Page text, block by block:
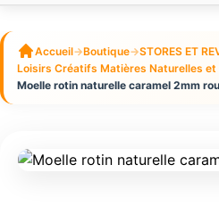
Accueil→Boutique→STORES ET
Loisirs Créatifs Matières Naturelles et
Moelle rotin naturelle caramel 2mm